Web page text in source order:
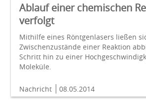
Ablauf einer chemischen
verfolgt
Mithilfe eines Röntgenlasers ließen
Zwischenzustände einer Reaktion
Schritt hin zu einer
Moleküle.
Nachricht 08.05.2014